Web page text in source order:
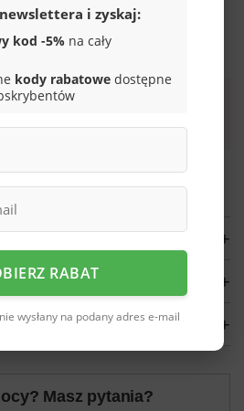
lub punktu
Masz pytania?
i zyskaj:
kod -5% na cały
kody rabatowe dostępne
RABAT
wysłany na podany adres e-mail